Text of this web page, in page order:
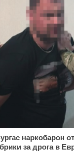
наркобарон
за дрога в